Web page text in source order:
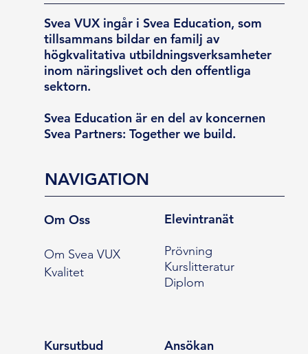
Svea VUX ingår i Svea Education, som
tillsammans bildar en familj av
högkvalitativa utbildningsverksamheter
inom näringslivet och den offentliga
sektorn.
Svea Education är en del av koncernen
Svea Partners: Together we build.
NAVIGATION
Om Oss
Om Svea VUX
Kvalitet
Elevintranät
Prövning
Kurslitteratur
Diplom
Kursutbud Ansökan